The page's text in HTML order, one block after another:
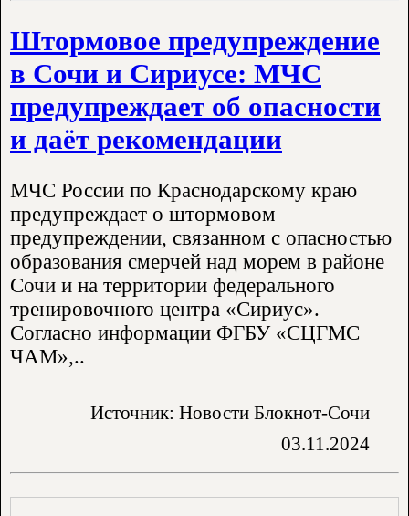
Штормовое предупреждение
в Сочи и Сириусе: МЧС
предупреждает об опасности
и даёт рекомендации
МЧС России по Краснодарскому краю
предупреждает о штормовом
предупреждении, связанном с опасностью
образования смерчей над морем в районе
Сочи и на территории федерального
тренировочного центра «Сириус».
Согласно информации ФГБУ «СЦГМС
ЧАМ»,..
Источник: Новости Блокнот-Сочи
03.11.2024